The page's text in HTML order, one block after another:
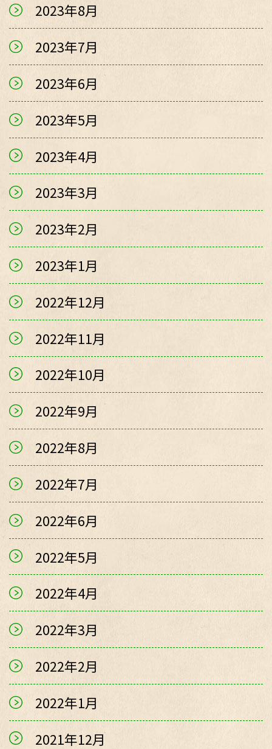
2023年8月
2023年7月
2023年6月
2023年5月
2023年4月
2023年3月
2023年2月
2023年1月
2022年12月
2022年11月
2022年10月
2022年9月
2022年8月
2022年7月
2022年6月
2022年5月
2022年4月
2022年3月
2022年2月
2022年1月
2021年12月